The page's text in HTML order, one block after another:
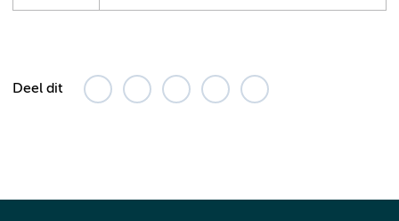
Deel dit